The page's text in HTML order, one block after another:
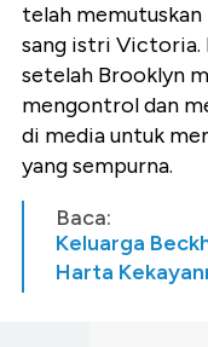
telah memutuskan
sang istri Victoria.
setelah Brooklyn
mengontrol dan
di media untuk
yang sempurna.
Baca:
Keluarga
Harta